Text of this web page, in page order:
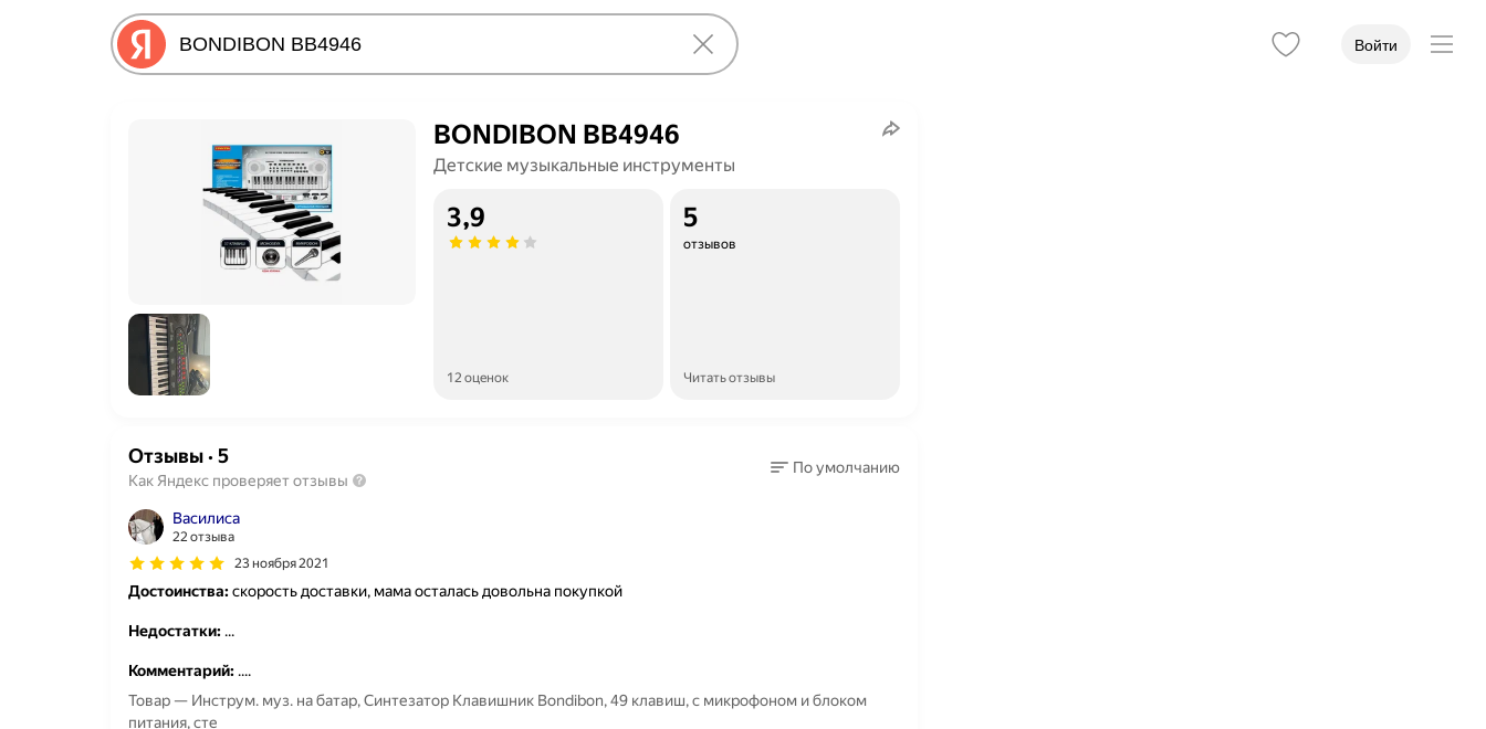
Войти
BONDIBON ВВ4946
Детские музыкальные инструменты
3,9
12 оценок
5
отзывов
Читать отзывы
Отзывы· 5
Как Яндекс проверяет отзывы
По умолчанию
Василиса
22 отзыва
23 ноября 2021
Достоинства:скорость доставки, мама осталась довольна покупкой
Недостатки: ...
Комментарий: ....
Товар — Инструм. муз. на батар, Синтезатор Клавишник Bondibon, 49 клавиш, с микрофоном и блоком
питания, сте